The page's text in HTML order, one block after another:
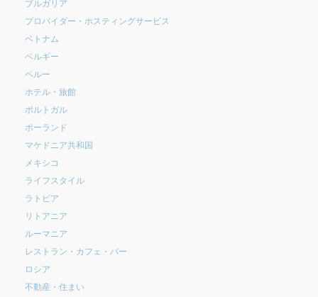
ブルガリア
プロバイダー・ホスティングサービス
ベトナム
ベルギー
ペルー
ホテル・旅館
ポルトガル
ポーランド
マケドニア共和国
メキシコ
ライフスタイル
ラトビア
リトアニア
ルーマニア
レストラン・カフェ・バー
ロシア
不動産・住まい